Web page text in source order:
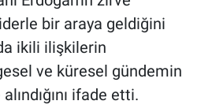
bir araya geldiğini
ikili ilişkilerin
ve küresel gündemin
ifade etti.